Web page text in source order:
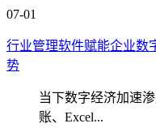
07-01
行业管理软件赋能企业数
势
当下数字经济加速
账、Excel...